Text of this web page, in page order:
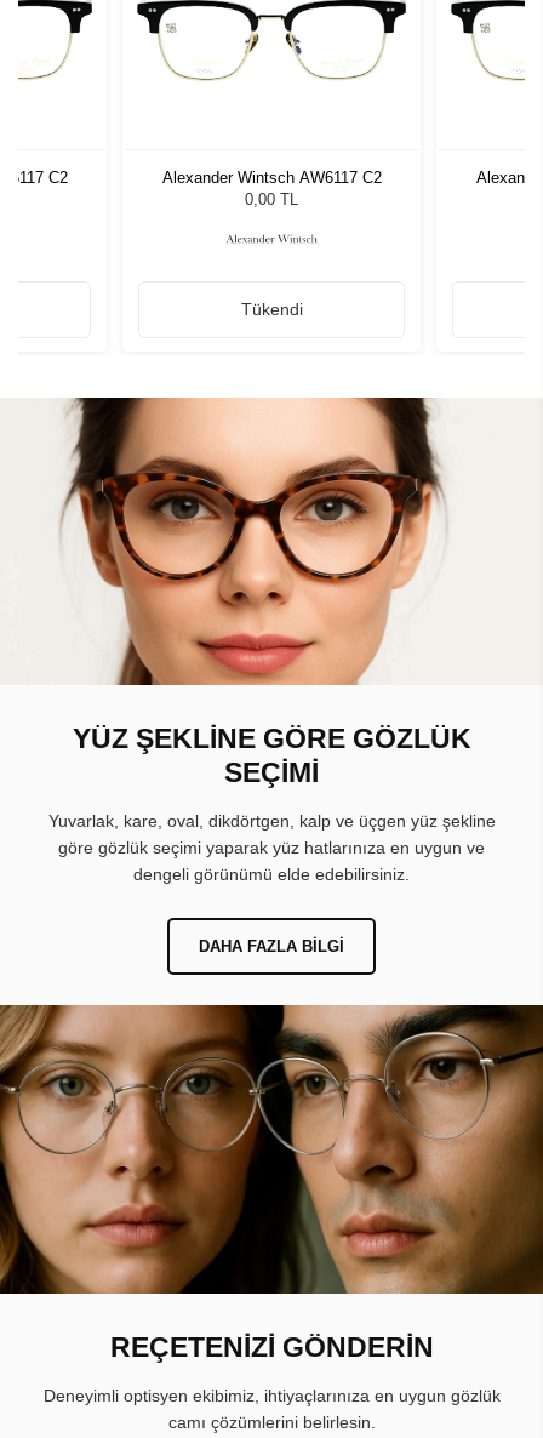
C2
Alexander Wintsch AW6117 C2
0,00 TL
Tükendi
YÜZ ŞEKLİNE GÖRE GÖZLÜK
SEÇİMİ
Yuvarlak, kare, oval, dikdörtgen, kalp ve üçgen yüz şekline
göre gözlük seçimi yaparak yüz hatlarınıza en uygun ve
dengeli görünümü elde edebilirsiniz.
DAHA FAZLA BILGI
REÇETENİZİ GÖNDERİN
Deneyimli optisyen ekibimiz, ihtiyaçlarınıza en uygun gözlük
camı çözümlerini belirlesin.